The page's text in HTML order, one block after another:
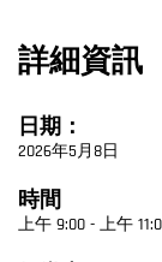
詳細資訊
日期：
2026年5月8日
時間
上午 9:00 - 上午